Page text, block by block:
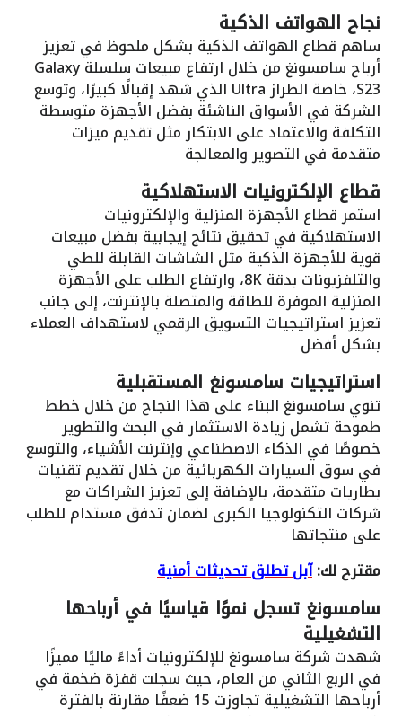
نجاح الهواتف الذكية
ساهم قطاع الهواتف الذكية بشكل ملحوظ في تعزيز
أرباح سامسونغ من خلال ارتفاع مبيعات سلسلة Galaxy
S23، خاصة الطراز Ultra الذي شهد إقبالًا كبيرًا، وتوسع
الشركة في الأسواق الناشئة بفضل الأجهزة متوسطة
التكلفة والاعتماد على الابتكار مثل تقديم ميزات
متقدمة في التصوير والمعالجة
قطاع الإلكترونيات الاستهلاكية
استمر قطاع الأجهزة المنزلية والإلكترونيات
الاستهلاكية في تحقيق نتائج إيجابية بفضل مبيعات
قوية للأجهزة الذكية مثل الشاشات القابلة للطي
والتلفزيونات بدقة 8K، وارتفاع الطلب على الأجهزة
المنزلية الموفرة للطاقة والمتصلة بالإنترنت، إلى جانب
تعزيز استراتيجيات التسويق الرقمي لاستهداف العملاء
بشكل أفضل
استراتيجيات سامسونغ المستقبلية
تنوي سامسونغ البناء على هذا النجاح من خلال خطط
طموحة تشمل زيادة الاستثمار في البحث والتطوير
خصوصًا في الذكاء الاصطناعي وإنترنت الأشياء، والتوسع
في سوق السيارات الكهربائية من خلال تقديم تقنيات
بطاريات متقدمة، بالإضافة إلى تعزيز الشراكات مع
شركات التكنولوجيا الكبرى لضمان تدفق مستدام للطلب
على منتجاتها
مقترح لك:آبل تطلق تحديثات أمنية
سامسونغ تسجل نموًا قياسيًا في أرباحها
التشغيلية
شهدت شركة سامسونغ للإلكترونيات أداءً ماليًا مميزًا
في الربع الثاني من العام، حيث سجلت قفزة ضخمة في
أرباحها التشغيلية تجاوزت 15 ضعفًا مقارنة بالفترة